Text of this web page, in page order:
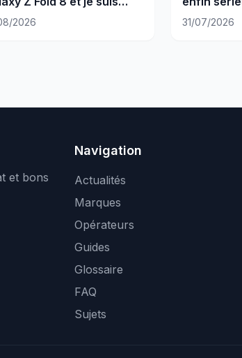
2026
couverture
31/07/2026
et bons
Navigation
Actualités
Marques
Opérateurs
Guides
Glossaire
FAQ
Sujets